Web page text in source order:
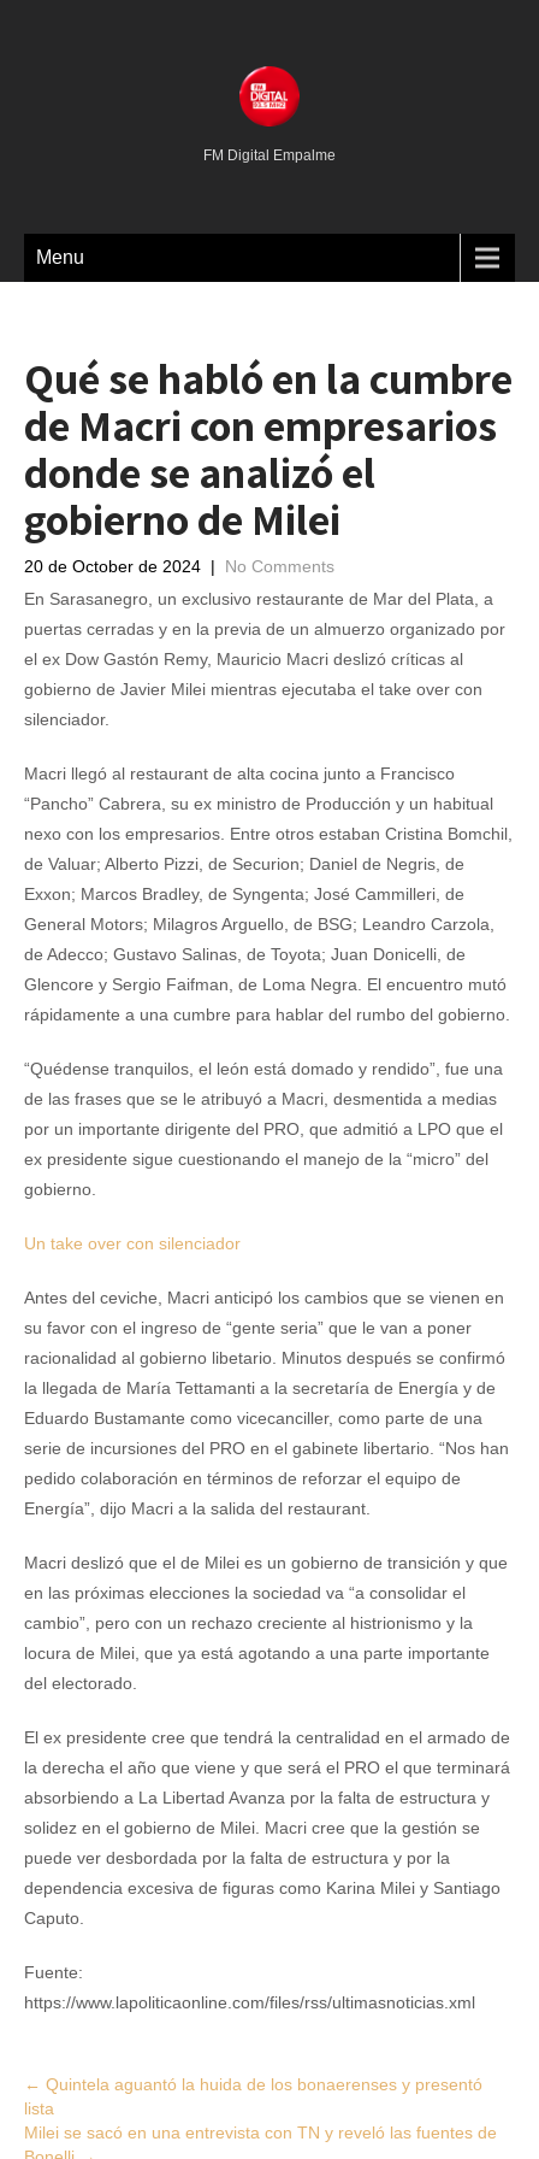
FM Digital Empalme
Menu
Qué se habló en la cumbre
de Macri con empresarios
donde se analizó el
gobierno de Milei
20 de October de 2024 | No Comments
En Sarasanegro, un exclusivo restaurante de Mar del Plata, a
puertas cerradas y en la previa de un almuerzo organizado por
el ex Dow Gastón Remy, Mauricio Macri deslizó críticas al
gobierno de Javier Milei mientras ejecutaba el take over con
silenciador.
Macri llegó al restaurant de alta cocina junto a Francisco
“Pancho” Cabrera, su ex ministro de Producción y un habitual
nexo con los empresarios. Entre otros estaban Cristina Bomchil,
de Valuar; Alberto Pizzi, de Securion; Daniel de Negris, de
Exxon; Marcos Bradley, de Syngenta; José Cammilleri, de
General Motors; Milagros Arguello, de BSG; Leandro Carzola,
de Adecco; Gustavo Salinas, de Toyota; Juan Donicelli, de
Glencore y Sergio Faifman, de Loma Negra. El encuentro mutó
rápidamente a una cumbre para hablar del rumbo del gobierno.
“Quédense tranquilos, el león está domado y rendido”, fue una
de las frases que se le atribuyó a Macri, desmentida a medias
por un importante dirigente del PRO, que admitió a LPO que el
ex presidente sigue cuestionando el manejo de la “micro” del
gobierno.
Un take over con silenciador
Antes del ceviche, Macri anticipó los cambios que se vienen en
su favor con el ingreso de “gente seria” que le van a poner
racionalidad al gobierno libetario. Minutos después se confirmó
la llegada de María Tettamanti a la secretaría de Energía y de
Eduardo Bustamante como vicecanciller, como parte de una
serie de incursiones del PRO en el gabinete libertario. “Nos han
pedido colaboración en términos de reforzar el equipo de
Energía”, dijo Macri a la salida del restaurant.
Macri deslizó que el de Milei es un gobierno de transición y que
en las próximas elecciones la sociedad va “a consolidar el
cambio”, pero con un rechazo creciente al histrionismo y la
locura de Milei, que ya está agotando a una parte importante
del electorado.
El ex presidente cree que tendrá la centralidad en el armado de
la derecha el año que viene y que será el PRO el que terminará
absorbiendo a La Libertad Avanza por la falta de estructura y
solidez en el gobierno de Milei. Macri cree que la gestión se
puede ver desbordada por la falta de estructura y por la
dependencia excesiva de figuras como Karina Milei y Santiago
Caputo.
Fuente:
https://www.lapoliticaonline.com/files/rss/ultimasnoticias.xml
Post
navigation
← Quintela aguantó la huida de los bonaerenses y presentó
lista
Milei se sacó en una entrevista con TN y reveló las fuentes de